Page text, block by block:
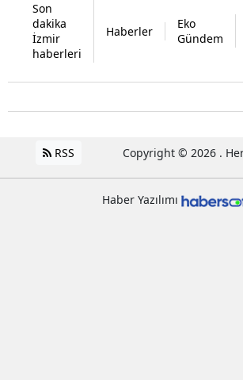
Son
dakika
İzmir
haberleri
Haberler
Eko
Gündem
RSS Copyright © 2026 . Her
Haber Yazılımı